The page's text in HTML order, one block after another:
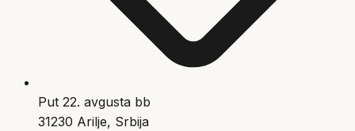
Put 22. avgusta bb
31230 Arilje, Srbija